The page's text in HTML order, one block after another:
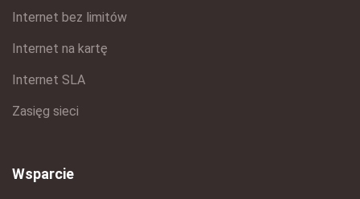
Internet bez limitów
Internet na kartę
Internet SLA
Zasięg sieci
Wsparcie